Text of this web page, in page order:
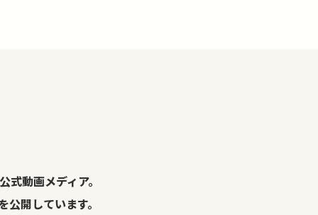
式動画メディア。
開しています。